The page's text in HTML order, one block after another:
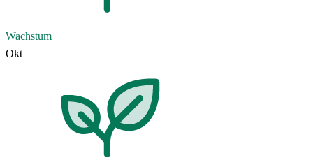
Wachstum
Okt